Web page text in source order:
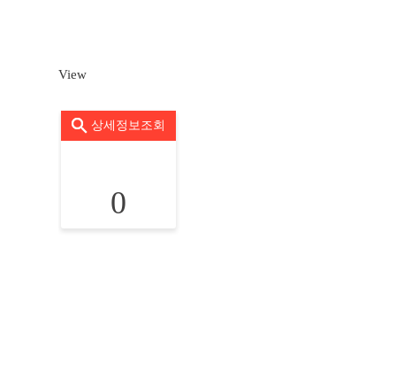
View
상세정보조회
0